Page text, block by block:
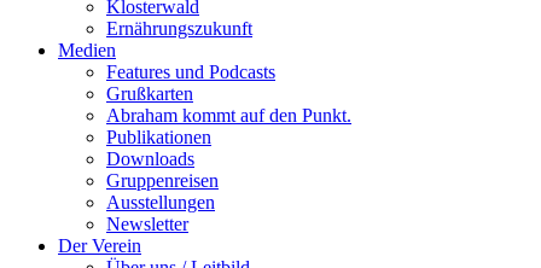
Klosterwald
Ernährungszukunft
Medien
Features und Podcasts
Grußkarten
Abraham kommt auf den Punkt.
Publikationen
Downloads
Gruppenreisen
Ausstellungen
Newsletter
Der Verein